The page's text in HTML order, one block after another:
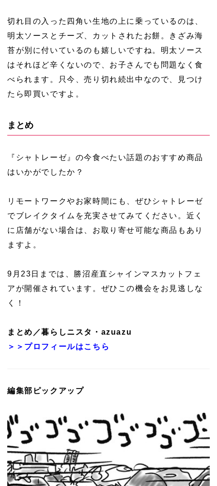
切れ目の入った四角い生地の上に乗っているのは、
明太ソースとチーズ、カットされたお餅。きざみ海
苔が別に付いているのも嬉しいですね。明太ソース
はそれほど辛くないので、お子さんでも問題なく食
べられます。只今、売り切れ続出中なので、見つけ
たら即買いですよ。
まとめ
『シャトレーゼ』の今食べたい話題のおすすめ商品
はいかがでしたか？
リモートワークやお家時間にも、ぜひシャトレーゼ
でブレイクタイムを充実させてみてください。近く
に店舗がない場合は、お取り寄せ可能な商品もあり
ますよ。
9月23日までは、勝沼産直シャインマスカットフェ
アが開催されています。ぜひこの機会をお見逃しな
く！
まとめ／暮らしニスタ・azuazu
＞＞プロフィールはこちら
編集部ピックアップ